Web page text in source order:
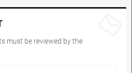
must be reviewed by the